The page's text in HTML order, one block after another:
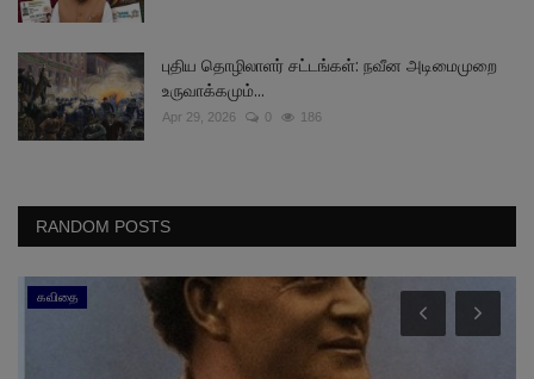
புதிய தொழிலாளர் சட்டங்கள்: நவீன அடிமைமுறை
உருவாக்கமும்...
Apr 29, 2026 0 186
RANDOM POSTS
கவிதை